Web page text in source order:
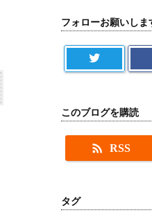
フォローお願いしま
このブログを購読
 RSS
タグ